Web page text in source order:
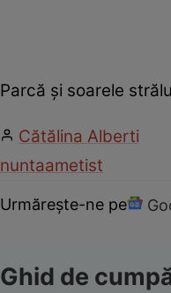
Parcă şi soarele
Cătălina Alberti
nuntaametist
Urmărește-ne pe
Ghid de